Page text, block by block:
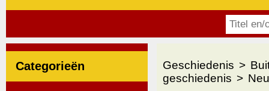
Categorieën Geschiedenis
geschiedenis